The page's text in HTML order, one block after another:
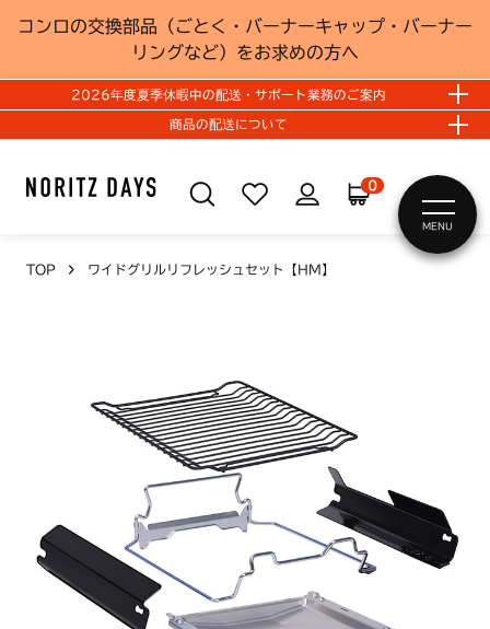
コンロの交換部品（ごとく・バーナーキャップ・バーナー
リングなど）をお求めの方へ
2026年度夏季休暇中の配送・サポート業務のご案内
商品の配送について
0
MENU
TOP ワイドグリルリフレッシュセット【HM】